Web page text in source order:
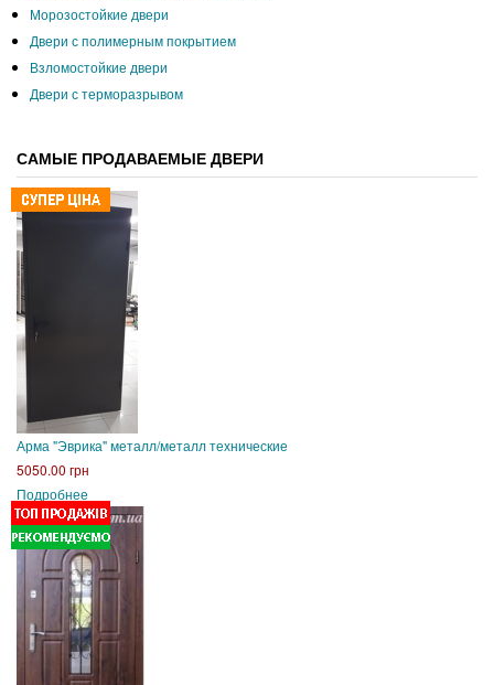
Морозостойкие двери
Двери с полимерным покрытием
Взломостойкие двери
Двери с терморазрывом
САМЫЕ ПРОДАВАЕМЫЕ ДВЕРИ
Арма "Эврика" металл/металл технические
5050.00 грн
Подробнее